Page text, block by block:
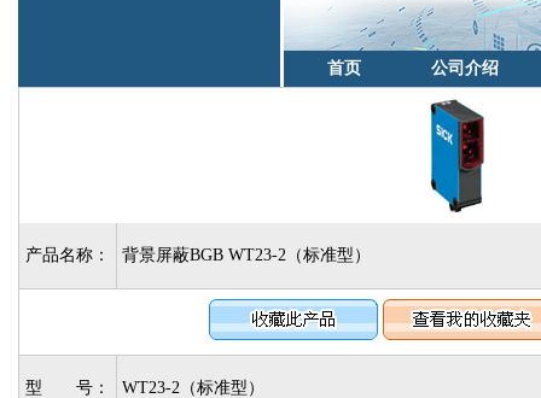
首页 公司介绍
产品名称： 背景屏蔽BGB WT23-2（标准型）
型 号： WT23-2（标准型）